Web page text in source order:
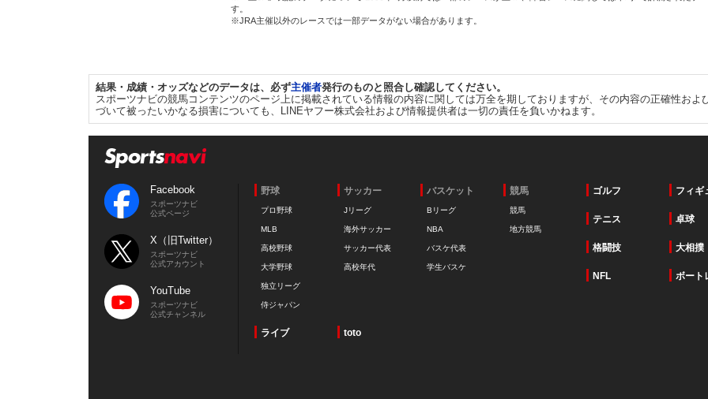
す。
※JRA主催以外のレースでは一部データがない場合があります。
結果・成績・オッズなどのデータは、必ず主催者発行のものと照合し確認してください。
スポーツナビの競馬コンテンツのページ上に掲載されている情報の内容に関しては万全を期しておりますが、その内容の正確性お
づいて被ったいかなる損害についても、LINEヤフー株式会社および情報提供者は一切の責任を負いかねます。
Facebook
スポーツナビ
公式ページ
X（旧Twitter）
スポーツナビ
公式アカウント
YouTube
スポーツナビ
公式チャンネル
野球
プロ野球
MLB
高校野球
大学野球
独立リーグ
侍ジャパン
サッカー
Jリーグ
海外サッカー
サッカー代表
高校年代
バスケット
Bリーグ
NBA
バスケ代表
学生バスケ
競馬
競馬
地方競馬
ゴルフ フィギ
テニス 卓球
格闘技 大相撲
NFL ボート
ライブ toto